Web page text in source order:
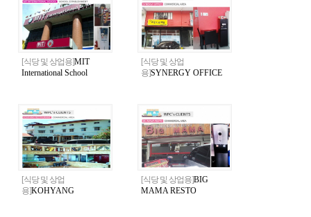
[식당 및 상업용]MIT
International School
[식당 및 상업
용]SYNERGY OFFICE
[식당 및 상업
용]KOHYANG
[식당 및 상업용]BIG
MAMA RESTO